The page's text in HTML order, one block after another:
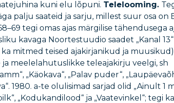
kuni elu lõpuni. Telelooming.
palju saateid ja sarju, millest suur osa on
tegi omas ajas märgilise tähendusega
kavaga Noortestuudio saadet „Kanal 13“
mitmed teised ajakirjanikud ja
meelelahutuslikke teleajakirju veelgi, sh
„Käokava“, „Palav puder“,
1980. a-te olulisimad sarjad olid „Ainult 1
„Kodukandilood“ ja „Vaatevinkel“; tegi